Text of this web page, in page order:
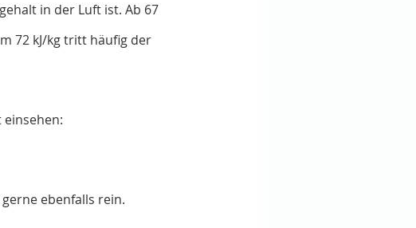
in der Luft ist. Ab 67
72 kJ/kg tritt häufig der
ebenfalls rein.